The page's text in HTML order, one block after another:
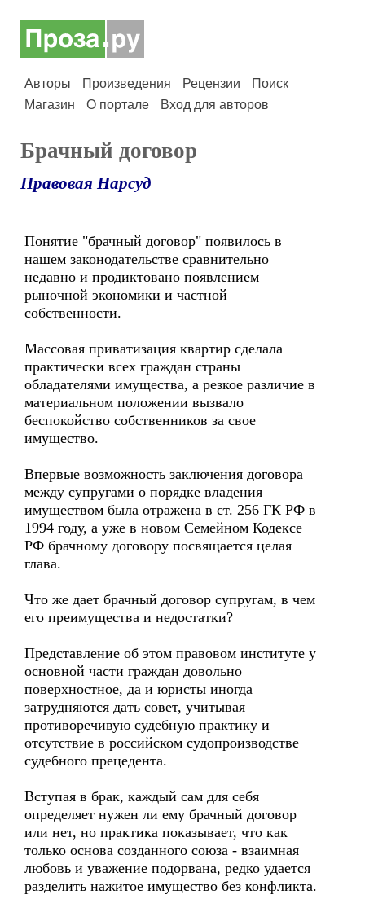
Авторы Произведения Рецензии
Поиск
Магазин
О портале Вход для авторов
Брачный договор
Правовая Нарсуд
Понятие "брачный договор" появилось в
нашем законодательстве сравнительно
недавно и продиктовано появлением
рыночной экономики и частной
собственности.
Массовая приватизация квартир сделала
практически всех граждан страны
обладателями имущества, а резкое различие в
материальном положении вызвало
беспокойство собственников за свое
имущество.
Впервые возможность заключения договора
между супругами о порядке владения
имуществом была отражена в ст. 256 ГК РФ в
1994 году, а уже в новом Семейном Кодексе
РФ брачному договору посвящается целая
глава. ­
Что же дает брачный договор супругам, в чем
его преимущества и недостатки?
Представление об этом правовом институте у
основной части граждан довольно
поверхностное, да и юристы иногда
затрудняются дать совет, учитывая
противоречивую судебную практику и
отсутствие в российском судопроизводстве
судебного прецедента.
Вступая в брак, каждый сам для себя
определяет нужен ли ему брачный договор
или нет, но практика показывает, что как
только основа созданного союза - взаимная
любовь и уважение подорвана, редко удается
разделить нажитое имущество без конфликта.